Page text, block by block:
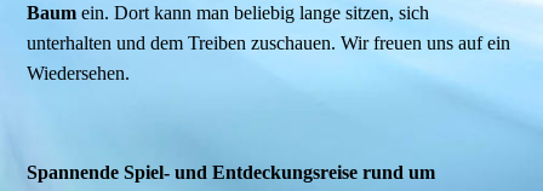
Baumein. Dort kann man beliebig lange sitzen, sich
unterhalten und dem Treiben zuschauen. Wir freuen uns auf ein
Wiedersehen.
Spannende Spiel- und Entdeckungsreise rund um